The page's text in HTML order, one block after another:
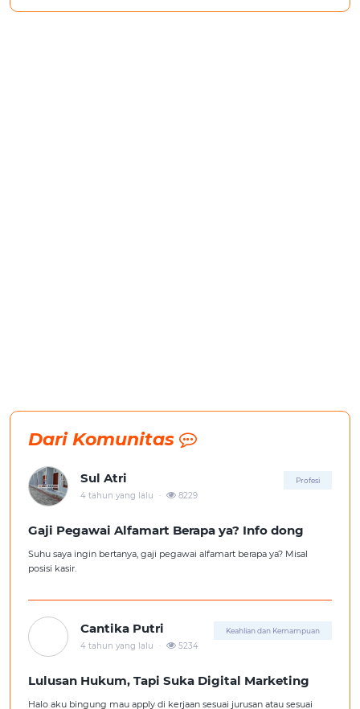
Dari Komunitas
Sul Atri Profesi
4 tahun yang lalu . 8229
Gaji Pegawai Alfamart Berapa ya? Info dong
Suhu saya ingin bertanya, gaji pegawai alfamart berapa ya? Misal
posisi kasir.
Cantika Putri Keahlian dan Kemampuan
4 tahun yang lalu . 5234
Lulusan Hukum, Tapi Suka Digital Marketing
Halo aku bingung mau apply di kerjaan sesuai jurusan atau sesuai